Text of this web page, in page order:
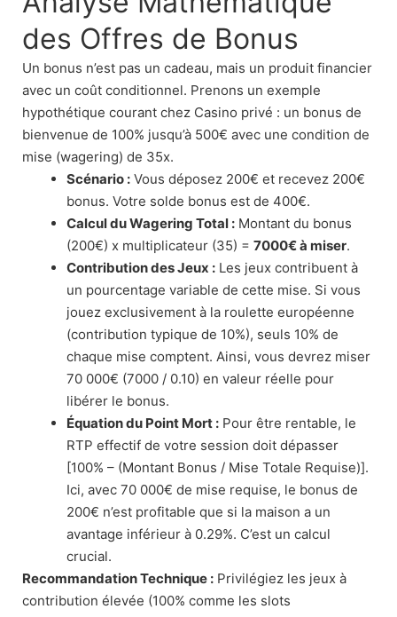
des Offres de Bonus
Un bonus n’est pas un cadeau, mais un produit financier
avec un coût conditionnel. Prenons un exemple
hypothétique courant chez Casino privé : un bonus de
bienvenue de 100% jusqu’à 500€ avec une condition de
mise (wagering) de 35x.
Scénario : Vous déposez 200€ et recevez 200€
bonus. Votre solde bonus est de 400€.
Calcul du Wagering Total : Montant du bonus
(200€) x multiplicateur (35) = 7000€ à miser.
Contribution des Jeux : Les jeux contribuent à
un pourcentage variable de cette mise. Si vous
jouez exclusivement à la roulette européenne
(contribution typique de 10%), seuls 10% de
chaque mise comptent. Ainsi, vous devrez miser
70 000€ (7000 / 0.10) en valeur réelle pour
libérer le bonus.
Équation du Point Mort : Pour être rentable, le
RTP effectif de votre session doit dépasser
[100% – (Montant Bonus / Mise Totale Requise)].
Ici, avec 70 000€ de mise requise, le bonus de
200€ n’est profitable que si la maison a un
avantage inférieur à 0.29%. C’est un calcul
crucial.
Recommandation Technique : Privilégiez les jeux à
contribution élevée (100% comme les slots